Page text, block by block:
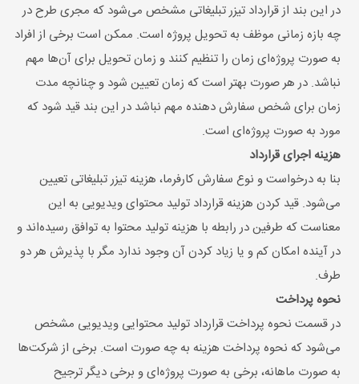
در این بند از قرارداد تیزر تبلیغاتی مشخص می‌شود که مجری طرح در
چه بازه زمانی موظف به تحویل پروژه است. ممکن است برخی از افراد
به صورت پروژه‌ای زمان را تنظیم کنند و زمان تحویل برای آن‌ها مهم
نباشد. در هر صورت بهتر است که زمان تعیین شود و چنانچه مدت
زمان برای شخص سفارش دهنده مهم نباشد در این بند قید شود که
مورد به صورت پروژه‌ای است.
هزینه اجرای قرارداد
بنا به درخواست و نوع سفارش کارفرما، هزینه تیزر تبلیغاتی تعیین
می‌شود. قید کردن هزینه قرارداد تولید محتوای ویدیویی به این
معناست که طرفین در رابطه با هزینه تولید محتوا به توافق رسیده‌اند و
در آینده امکان کم و یا زیاد کردن آن وجود ندارد مگر با پذیرش هر دو
طرف.
نحوه پرداخت
در قسمت نحوه پرداخت قرارداد تولید محتوایی ویدیویی مشخص
می‌شود که نحوه پرداخت هزینه به چه صورت است. برخی از شرکت‌ها
به صورت ماهانه، برخی به صورت پروژه‌ای و برخی دیگر ترجیح